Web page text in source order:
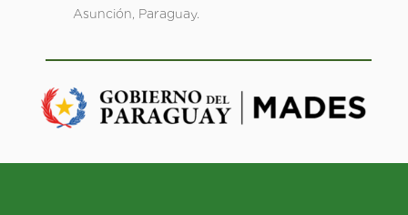
Asunción, Paraguay.